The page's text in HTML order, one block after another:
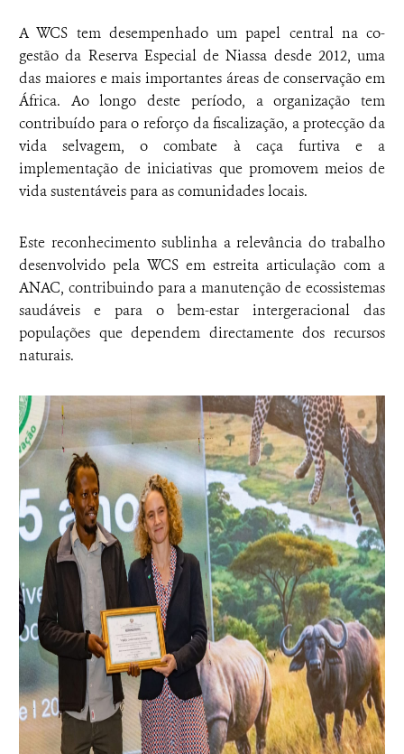
A WCS tem desempenhado um papel central na co-
gestão da Reserva Especial de Niassa desde 2012, uma
das maiores e mais importantes áreas de conservação em
África. Ao longo deste período, a organização tem
contribuído para o reforço da fiscalização, a protecção da
vida selvagem, o combate à caça furtiva e a
implementação de iniciativas que promovem meios de
vida sustentáveis para as comunidades locais.
Este reconhecimento sublinha a relevância do trabalho
desenvolvido pela WCS em estreita articulação com a
ANAC, contribuindo para a manutenção de ecossistemas
saudáveis e para o bem-estar intergeracional das
populações que dependem directamente dos recursos
naturais.